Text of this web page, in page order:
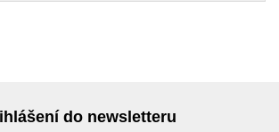
do newsletteru